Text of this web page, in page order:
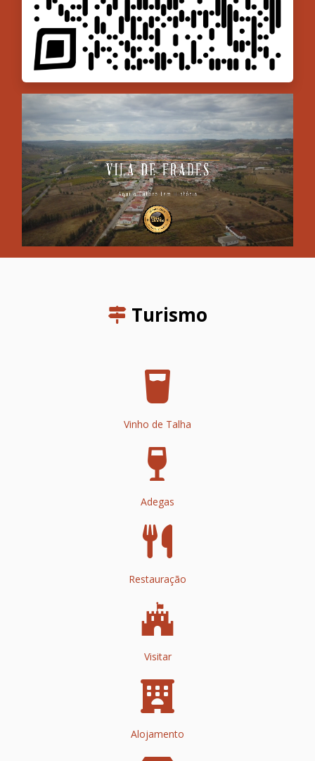
Turismo
Vinho de Talha
Adegas
Restauração
Visitar
Alojamento